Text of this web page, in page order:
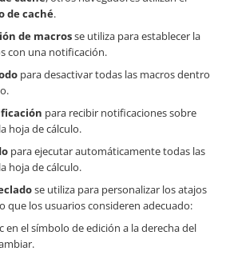
de caché.
de macrosse utiliza para establecer la
con una notificación.
para desactivar todas las macros dentro
para recibir notificaciones sobre
hoja de cálculo.
para ejecutar automáticamente todas las
hoja de cálculo.
se utiliza para personalizar los atajos
que los usuarios consideren adecuado:
en el símbolo de edición a la derecha del